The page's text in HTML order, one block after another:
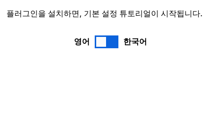
플러그인을 설치하면, 기본 설정 튜토리얼이 시작됩니다.
영어 한국어